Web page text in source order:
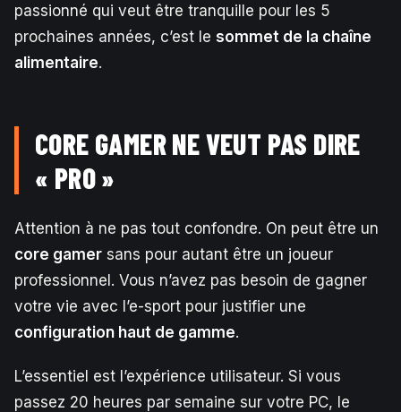
passionné qui veut être tranquille pour les 5
prochaines années, c’est le sommet de la chaîne
alimentaire.
CORE GAMER NE VEUT PAS DIRE
« PRO »
Attention à ne pas tout confondre. On peut être un
core gamer sans pour autant être un joueur
professionnel. Vous n’avez pas besoin de gagner
votre vie avec l’e-sport pour justifier une
configuration haut de gamme.
L’essentiel est l’expérience utilisateur. Si vous
passez 20 heures par semaine sur votre PC, le